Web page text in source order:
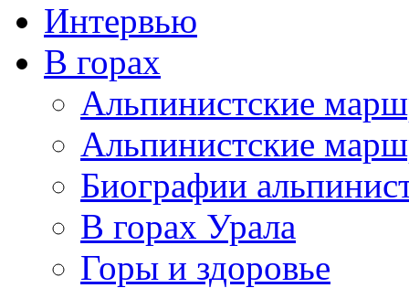
Интервью
В горах
Альпинистские
Альпинистские
Биографии
В горах Урала
Горы и здоровье